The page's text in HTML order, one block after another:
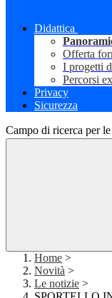
Didattica
Offerta
I progetti
Percorsi
Privacy
Sicurezza
Campo di ricerca per
Home >
Novità >
Le notizie >